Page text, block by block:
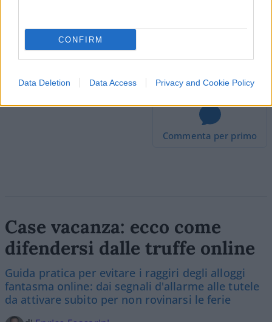
CONFIRM
Data Deletion Data Access Privacy and Cookie Policy
Diteci che cosa ne pensate
#BOLLETTE LUCE E GAS #MERCATO T
Commenta per primo
Case vacanza: ecco come
difendersi dalle truffe online
Guida pratica per evitare i raggiri degli alloggi
fantasma online: dai segnali d'allarme alle tutele
da attivare subito per non rovinarsi le ferie